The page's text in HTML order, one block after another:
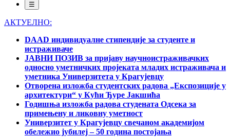
☰
АКТУЕЛНО:
DAAD индивидуалне стипендије за студенте и
истраживаче
ЈАВНИ ПОЗИВ за пријаву научноистраживачких
односно уметничких пројеката младих истраживача и
уметника Универзитета у Крагујевцу
Отворена изложба студентских радова „Експозиције у
архитектури“ у Кући Ђуре Јакшића
Годишња изложба радова студената Одсека за
примењену и ликовну уметност
Универзитет у Крагујевцу свечаном академијом
обележио јубилеј – 50 година постојања